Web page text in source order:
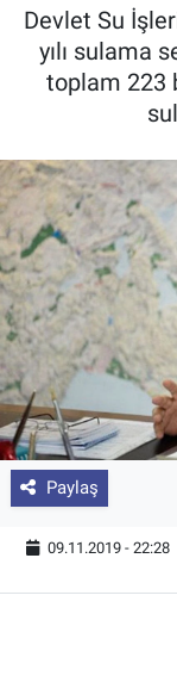
Devlet Su
yılı sulama
toplam 223
Paylaş
09.11.2019 - 22:28
TZOB
Tarım
Pankobirlik
Et fiyatları
Tarım
Yetiştirici
Dünyada
Üretici
Tahıllar ve
Haber Arşivi